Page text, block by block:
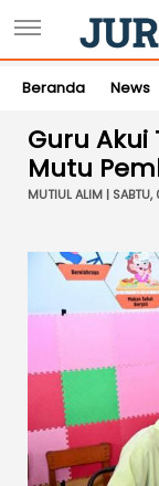
Beranda News
Guru Akui
Mutu
MUTIUL ALIM |